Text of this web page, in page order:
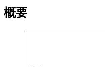
概要